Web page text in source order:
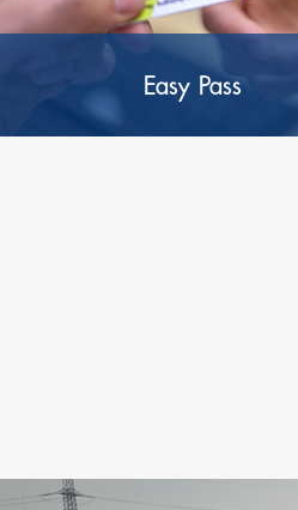
Easy Pass